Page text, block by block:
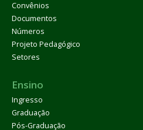
Convênios
Documentos
Números
Projeto Pedagógico
Setores
Ensino
Ingresso
Graduação
Pós-Graduação